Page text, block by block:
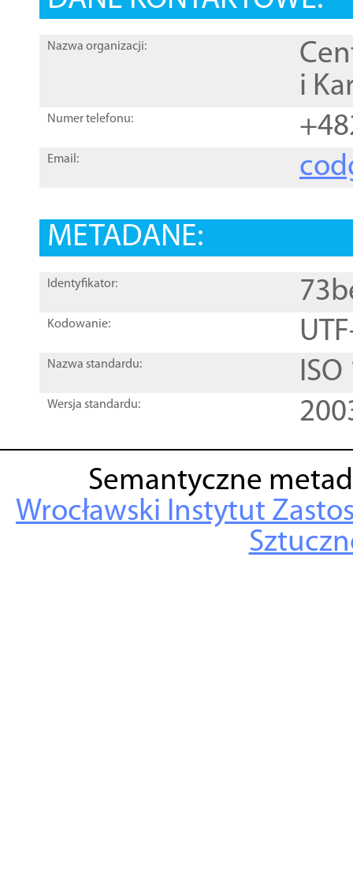
Nazwa organizacji:
i
Numer telefonu:
Email:
METADANE:
Identyfikator:
Kodowanie:
Nazwa standardu:
Wersja standardu:
Semantyczne
Wrocławski Instytut